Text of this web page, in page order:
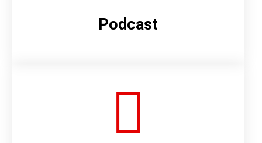
Podcast